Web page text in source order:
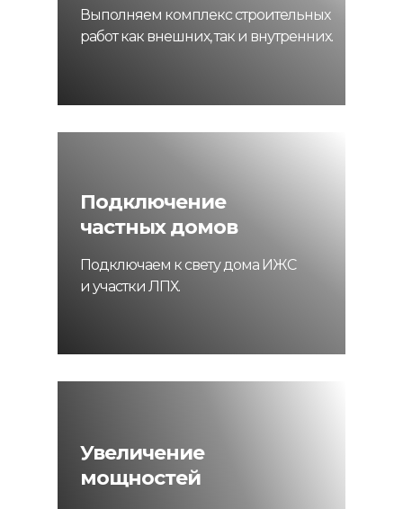
Выполняем комплекс строительных
работ как внешних, так и внутренних.
Подключение
частных домов
Подключаем к свету дома ИЖС
и участки ЛПХ.
Увеличение
мощностей